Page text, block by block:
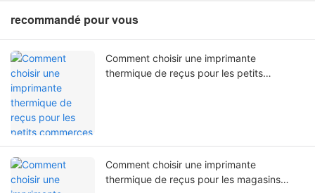
recommandé pour vous
Comment choisir une imprimante
thermique de reçus pour les petits
Comment choisir une imprimante
thermique de reçus pour les magasins